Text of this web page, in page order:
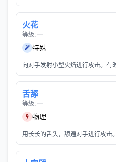
火花
等级: —
特殊
向对手发射小型火焰进行攻击。有
舌舔
等级: —
物理
用长长的舌头，舔遍对手进行攻击